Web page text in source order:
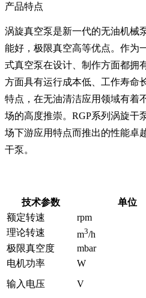
产品特点
涡旋真空泵是新一代的无油机械
能好，极限真空高等优点。作为
式真空泵在设计、制作方面都拥
方面具有运行成本低、工作寿命
特点，在无油清洁应用领域有着
场的高度推崇。RGP系列涡旋干
场下游应用特点而推出的性能卓
干泵。
技术参数 单位
额定转速
rpm
理论转速
m3/h
极限真空度
mbar
电机功率
W
输入电压
V